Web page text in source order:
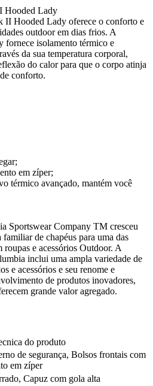
Hooded Lady
II Hooded Lady oferece o conforto e
outdoor em dias frios. A
isolamento térmico e
da sua temperatura corporal,
do calor para que o corpo atinja
conforto.
em zíper;
térmico avançado, mantém você
Sportswear Company TM cresceu
de chapéus para uma das
e acessórios Outdoor. A
inclui uma ampla variedade de
e acessórios e seu renome e
de produtos inovadores,
grande valor agregado.
do produto
de segurança, Bolsos frontais com
em zíper
Capuz com gola alta